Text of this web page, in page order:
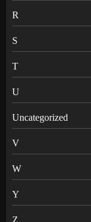
R
S
T
U
Uncategorized
V
W
Y
Z